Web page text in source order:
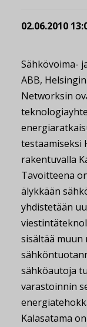
02.06.2010
Sähkövoima-
ABB,
Networksin
testaamiseksi
rakentuvalla
Tavoitteena
älykkään
yhdistetään
sisältää muun
sähköautoja
varastoinnin
Kalasatama